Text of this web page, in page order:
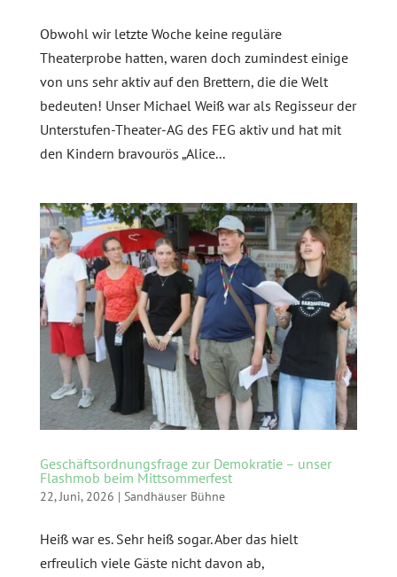
Obwohl wir letzte Woche keine reguläre
Theaterprobe hatten, waren doch zumindest einige
von uns sehr aktiv auf den Brettern, die die Welt
bedeuten! Unser Michael Weiß war als Regisseur der
Unterstufen-Theater-AG des FEG aktiv und hat mit
den Kindern bravourös „Alice...
Geschäftsordnungsfrage zur Demokratie – unser
Flashmob beim Mittsommerfest
22, Juni, 2026 | Sandhäuser Bühne
Heiß war es. Sehr heiß sogar. Aber das hielt
erfreulich viele Gäste nicht davon ab,